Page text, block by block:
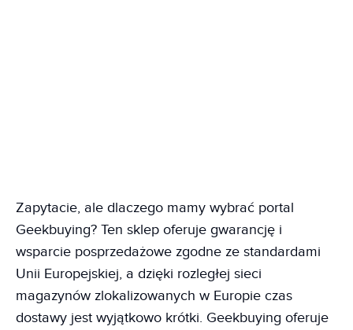
Zapytacie, ale dlaczego mamy wybrać portal
Geekbuying? Ten sklep oferuje gwarancję i
wsparcie posprzedażowe zgodne ze standardami
Unii Europejskiej, a dzięki rozległej sieci
magazynów zlokalizowanych w Europie czas
dostawy jest wyjątkowo krótki. Geekbuying oferuje